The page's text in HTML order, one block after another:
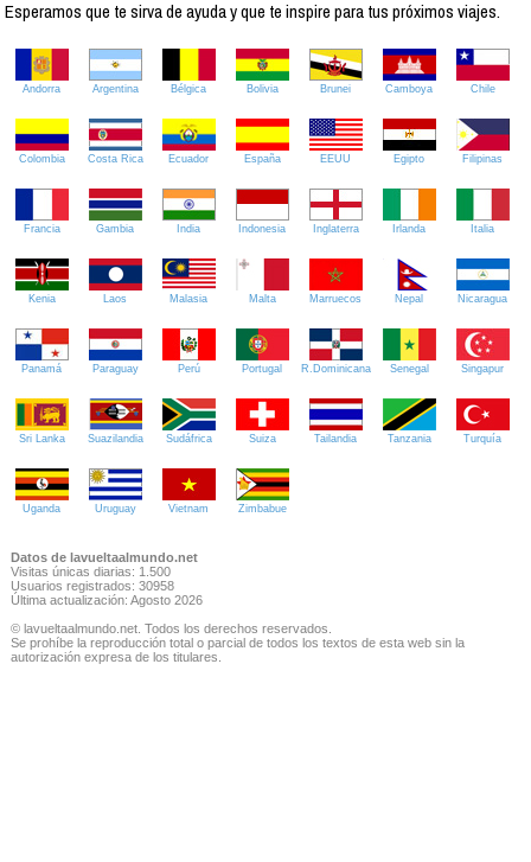
Esperamos que te sirva de ayuda y que te inspire para tus próximos viajes.
Andorra Argentina Bélgica Bolivia Brunei Camboya Chile
Colombia Costa Rica Ecuador España EEUU Egipto Filipinas
Francia Gambia India Indonesia Inglaterra Irlanda Italia
Kenia Laos Malasia Malta Marruecos Nepal Nicaragua
Panamá Paraguay Perú Portugal R.Dominicana Senegal Singapur
Sri Lanka Suazilandia Sudáfrica Suiza Tailandia Tanzania Turquía
Uganda Uruguay Vietnam Zimbabue
Datos de lavueltaalmundo.net
Visitas únicas diarias: 1.500
Usuarios registrados: 30958
Última actualización: Agosto 2026
© lavueltaalmundo.net. Todos los derechos reservados.
Se prohíbe la reproducción total o parcial de todos los textos de esta web sin la
autorización expresa de los titulares.